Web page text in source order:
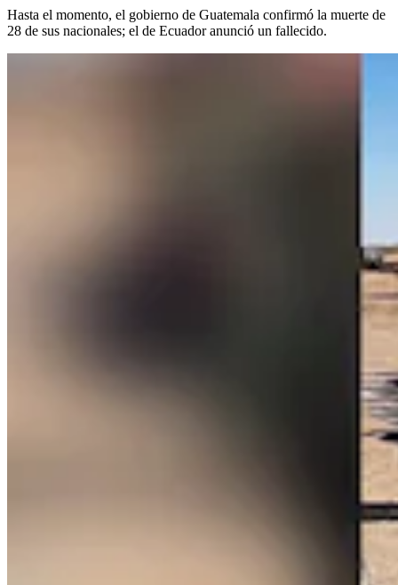
Hasta el momento, el gobierno de Guatemala confirmó la muerte de
28 de sus nacionales; el de Ecuador anunció un fallecido.